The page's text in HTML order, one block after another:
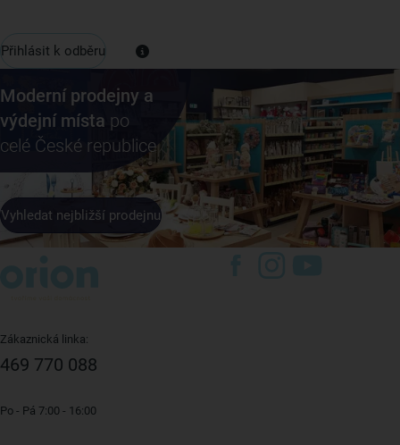
Přihlásit k odběru
Moderní prodejny a
výdejní místa po
celé České republice
Vyhledat nejbližší prodejnu
Zákaznická linka:
469 770 088
Po - Pá 7:00 - 16:00